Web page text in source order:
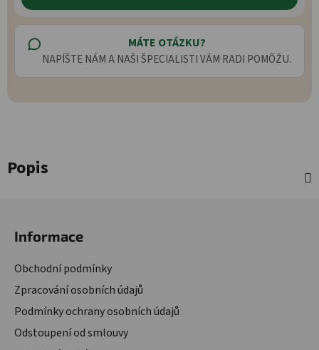
MÁTE OTÁZKU?
NAPÍŠTE NÁM A NAŠI ŠPECIALISTI VÁM RADI POMÔŽU.
Popis
Informace
Obchodní podmínky
Zpracování osobních údajů
Podmínky ochrany osobních údajů
Odstoupení od smlouvy